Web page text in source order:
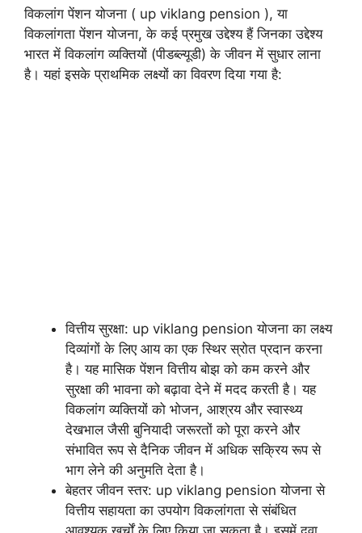
विकलांग पेंशन योजना ( up viklang pension ), या
विकलांगता पेंशन योजना, के कई प्रमुख उद्देश्य हैं जिनका उद्देश्य
भारत में विकलांग व्यक्तियों (पीडब्ल्यूडी) के जीवन में सुधार लाना
है। यहां इसके प्राथमिक लक्ष्यों का विवरण दिया गया है:
वित्तीय सुरक्षा: up viklang pension योजना का लक्ष्य
दिव्यांगों के लिए आय का एक स्थिर स्रोत प्रदान करना
है। यह मासिक पेंशन वित्तीय बोझ को कम करने और
सुरक्षा की भावना को बढ़ावा देने में मदद करती है। यह
विकलांग व्यक्तियों को भोजन, आश्रय और स्वास्थ्य
देखभाल जैसी बुनियादी जरूरतों को पूरा करने और
संभावित रूप से दैनिक जीवन में अधिक सक्रिय रूप से
भाग लेने की अनुमति देता है।
बेहतर जीवन स्तर: up viklang pension योजना से
वित्तीय सहायता का उपयोग विकलांगता से संबंधित